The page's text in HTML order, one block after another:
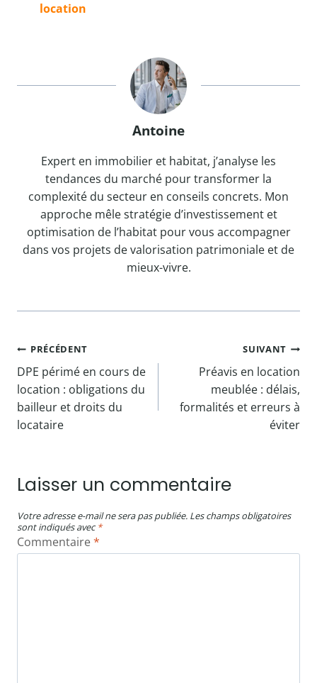
location
Antoine
Expert en immobilier et habitat, j’analyse les
tendances du marché pour transformer la
complexité du secteur en conseils concrets. Mon
approche mêle stratégie d’investissement et
optimisation de l’habitat pour vous accompagner
dans vos projets de valorisation patrimoniale et de
mieux-vivre.
Navigation
de
l’article
PRÉCÉDENT
DPE périmé en cours de
location : obligations du
bailleur et droits du
locataire
SUIVANT
Préavis en location
meublée : délais,
formalités et erreurs à
éviter
Laisser un commentaire
Votre adresse e-mail ne sera pas publiée. Les champs obligatoires
sont indiqués avec*
Commentaire*